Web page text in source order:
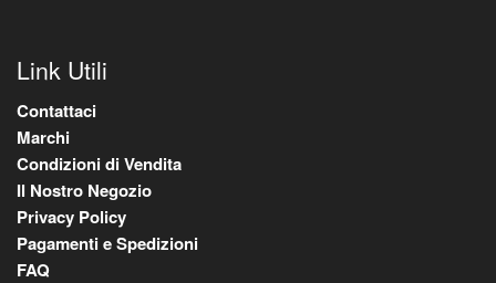
Link Utili
Contattaci
Marchi
Condizioni di Vendita
Il Nostro Negozio
Privacy Policy
Pagamenti e Spedizioni
FAQ